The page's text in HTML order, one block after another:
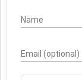
Name
Email (optional)